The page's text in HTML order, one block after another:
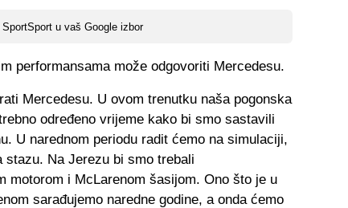
SportSport u vaš Google izbor
performansama može odgovoriti Mercedesu.
Mercedesu. U ovom trenutku naša pogonska
određeno vrijeme kako bi smo sastavili
U narednom periodu radit ćemo na simulaciji,
stazu. Na Jerezu bi smo trebali
motorom i McLarenom šasijom. Ono što je u
sarađujemo naredne godine, a onda ćemo